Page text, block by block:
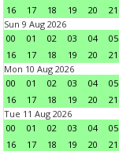
16
17 18 19 20 21
Sun 9 Aug 2026
00
01 02 03 04 05
16
17 18 19 20 21
Mon 10 Aug 2026
00
01 02 03 04 05
16
17 18 19 20 21
Tue 11 Aug 2026
00
01 02 03 04 05
16
17 18 19 20 21